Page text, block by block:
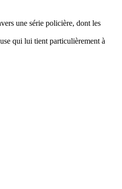
une série policière, dont les
qui lui tient particulièrement à